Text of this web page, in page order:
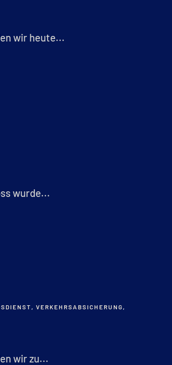
wir heute...
wurde...
VERKEHRSABSICHERUNG
wir zu...